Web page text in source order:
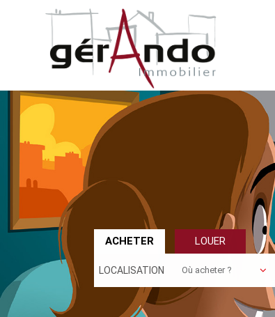
ACHETER LOUER
LOCALISATION